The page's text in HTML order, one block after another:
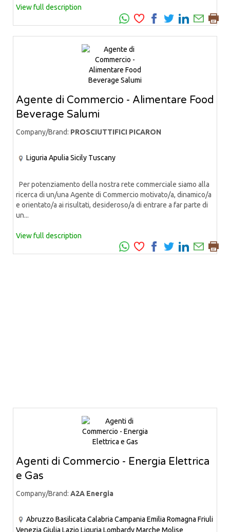
View full description
Agente di Commercio - Alimentare Food
Beverage Salumi
Company/Brand: PROSCIUTTIFICI PICARON
Liguria Apulia Sicily Tuscany
Per potenziamento della nostra rete commerciale siamo alla
ricerca di un/una Agente di Commercio motivato/a, dinamico/a
e orientato/a ai risultati, desideroso/a di entrare a far parte di
un...
View full description
Agenti di Commercio - Energia Elettrica
e Gas
Company/Brand: A2A Energia
Abruzzo Basilicata Calabria Campania Emilia Romagna Friuli
Venezia Giulia Lazio Liguria LombardyMarche Molise